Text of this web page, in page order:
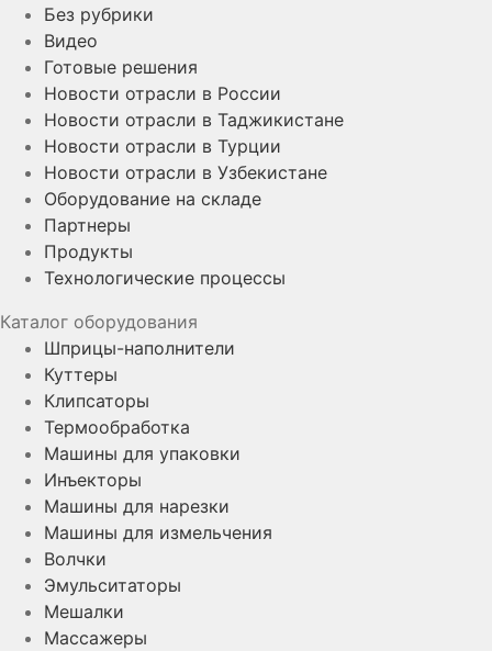
Без рубрики
Видео
Готовые решения
Новости отрасли в России
Новости отрасли в Таджикистане
Новости отрасли в Турции
Новости отрасли в Узбекистане
Оборудование на складе
Партнеры
Продукты
Технологические процессы
Каталог оборудования
Шприцы-наполнители
Куттеры
Клипсаторы
Термообработка
Машины для упаковки
Инъекторы
Машины для нарезки
Машины для измельчения
Волчки
Эмульситаторы
Мешалки
Массажеры